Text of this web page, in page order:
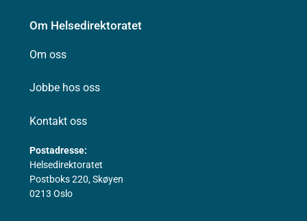
Om Helsedirektoratet
Om oss
Jobbe hos oss
Kontakt oss
Postadresse:
Helsedirektoratet
Postboks 220, Skøyen
0213 Oslo